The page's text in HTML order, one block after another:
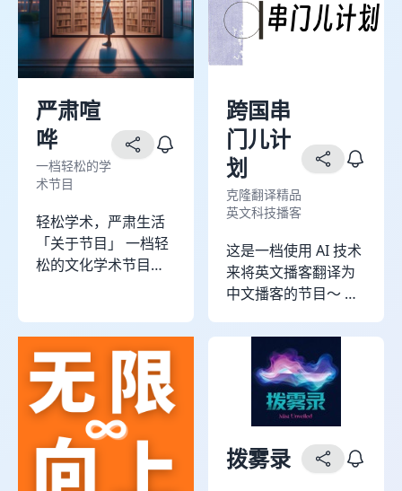
那是TA们人生燃烧后
的余烬。 今夜，重重
电波向你发出信号，
请注意接收。
严肃喧
哗
一档轻松的学
术节目
轻松学术，严肃生活
「关于节目」 一档轻
松的文化学术节目，
哈利波特、上野千鹤
子、互联网研究、女
性创作、马克思列宁
主题等系列节目，欢
迎收听、交流～ 「关
于门童」 流窜全球打
螺丝，曾经是北大图
跨国串
门儿计
划
克隆翻译精品
英文科技播客
这是一档使用 AI 技术
来将英文播客翻译为
中文播客的节目～ 在
留原有声线，用中文
听懂外语播客！
拨雾录